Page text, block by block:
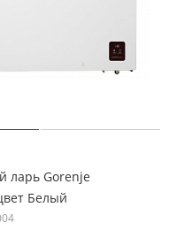
ларь Gorenje
Белый